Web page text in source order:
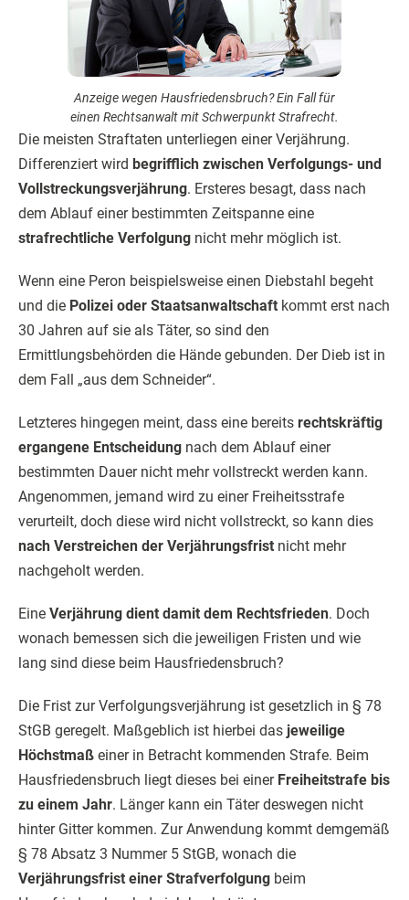
Anzeige wegen Hausfriedensbruch? Ein Fall für
einen Rechtsanwalt mit Schwerpunkt Strafrecht.
Die meisten Straftaten unterliegen einer Verjährung.
Differenziert wird begrifflich zwischen Verfolgungs- und
Vollstreckungsverjährung. Ersteres besagt, dass nach
dem Ablauf einer bestimmten Zeitspanne eine
strafrechtliche Verfolgung nicht mehr möglich ist.
Wenn eine Peron beispielsweise einen Diebstahl begeht
und die Polizei oder Staatsanwaltschaft kommt erst nach
30 Jahren auf sie als Täter, so sind den
Ermittlungsbehörden die Hände gebunden. Der Dieb ist in
dem Fall „aus dem Schneider“.
Letzteres hingegen meint, dass eine bereits rechtskräftig
ergangene Entscheidung nach dem Ablauf einer
bestimmten Dauer nicht mehr vollstreckt werden kann.
Angenommen, jemand wird zu einer Freiheitsstrafe
verurteilt, doch diese wird nicht vollstreckt, so kann dies
nach Verstreichen der Verjährungsfrist nicht mehr
nachgeholt werden.
Eine Verjährung dient damit dem Rechtsfrieden. Doch
wonach bemessen sich die jeweiligen Fristen und wie
lang sind diese beim Hausfriedensbruch?
Die Frist zur Verfolgungsverjährung ist gesetzlich in § 78
StGB geregelt. Maßgeblich ist hierbei das jeweilige
Höchstmaß einer in Betracht kommenden Strafe. Beim
Hausfriedensbruch liegt dieses bei einer Freiheitstrafe bis
zu einem Jahr. Länger kann ein Täter deswegen nicht
hinter Gitter kommen. Zur Anwendung kommt demgemäß
§ 78 Absatz 3 Nummer 5 StGB, wonach die
Verjährungsfrist einer Strafverfolgung beim